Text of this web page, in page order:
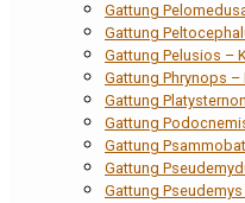
Gattung
Gattung
Gattung Pelusios –
Gattung Phrynops
Gattung Platysternon
Gattung
Gattung
Gattung
Gattung